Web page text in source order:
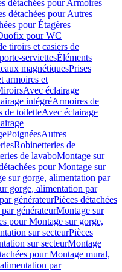
détachées pour Armoires
détachées pour Autres
pour Étagères
pour WC
tiroirs et casiers de
serviettesÉléments
magnétiquesPrises
armoires et
Avec éclairage
intégréArmoires de
de toiletteAvec éclairage
PoignéesAutres
Robinetteries de
de lavaboMontage sur
pour Montage sur
sur gorge, alimentation par
gorge, alimentation par
générateurPièces détachées
générateurMontage sur
pour Montage sur gorge,
sur secteurPièces
sur secteurMontage
pour Montage mural,
par